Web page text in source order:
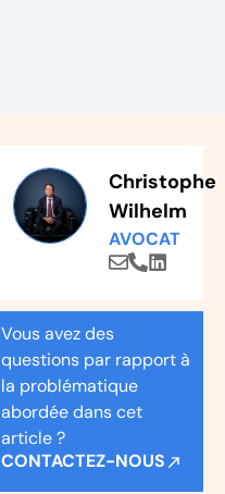
Christophe
Wilhelm
AVOCAT
Vous avez des
questions par rapport à
la problématique
abordée dans cet
article ?
CONTACTEZ-NOUS